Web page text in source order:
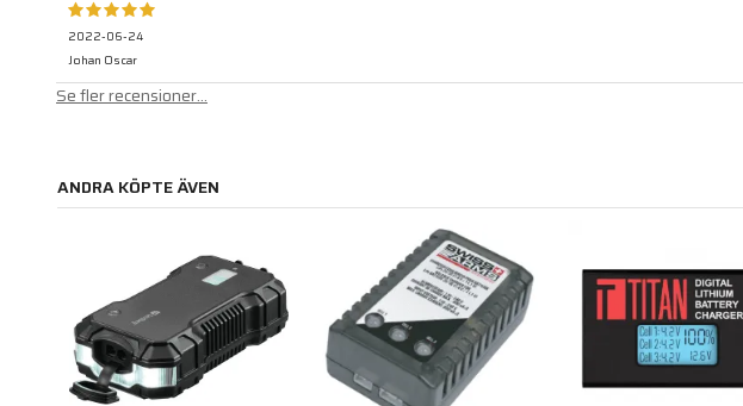
2022-06-24
Johan Oscar
Se fler recensioner...
ANDRA KÖPTE ÄVEN